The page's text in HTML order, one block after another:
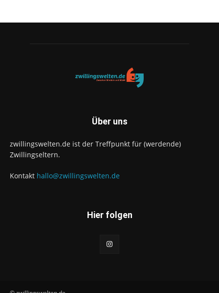
Über uns
zwillingswelten.de ist der Treffpunkt für (werdende)
Zwillingseltern.
Kontakt hallo@zwillingswelten.de
Hier folgen